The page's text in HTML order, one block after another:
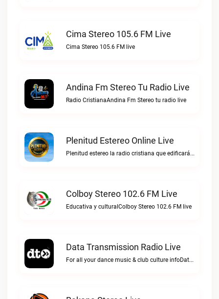
Cima Stereo 105.6 FM Live
Cima Stereo 105.6 FM live
Andina Fm Stereo Tu Radio Live
Radio CristianaAndina Fm Stereo tu radio live
Plenitud Estereo Online Live
Plenitud estereo la radio cristiana que edificará tu vida.Plenitud Estereo Online live
Colboy Stereo 102.6 FM Live
Educativa y culturalColboy Stereo 102.6 FM live
Data Transmission Radio Live
For all your dance music & club culture infoData Transmission Radio live